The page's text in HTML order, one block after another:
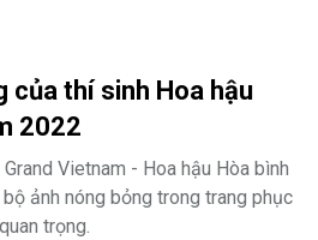
của thí sinh Hoa hậu
2022
Vietnam - Hoa hậu Hòa bình
ảnh nóng bỏng trong trang phục
trọng.